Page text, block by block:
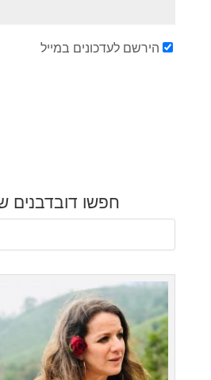
הירשם לעדכונים במייל
חפשו דובדבנים